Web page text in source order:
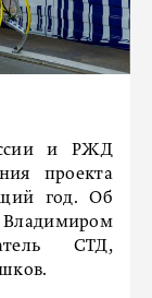
и РЖД
проекта
год. Об
СТД,